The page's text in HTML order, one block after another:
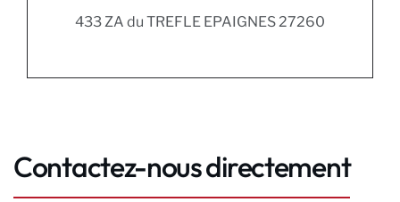
433 ZA du TREFLE EPAIGNES 27260
Contactez-nous directement